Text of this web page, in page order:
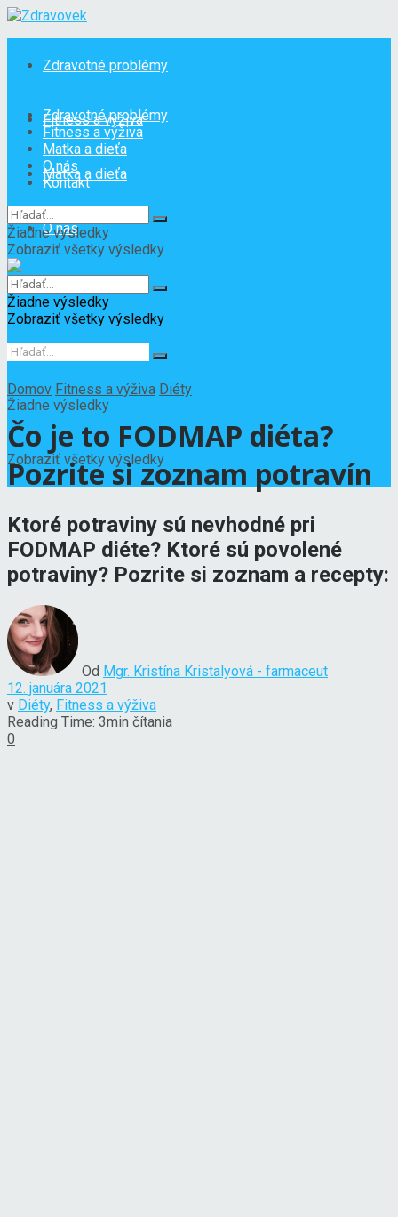
Zdravotné problémy
Fitness a výživa
Matka a dieťa
O nás
Kontakt
Žiadne výsledky
Zobraziť všetky výsledky
Zdravotné problémy
Fitness a výživa
Matka a dieťa
O nás
Kontakt
Žiadne výsledky
Zobraziť všetky výsledky
Žiadne výsledky
Zobraziť všetky výsledky
Domov Fitness a výživa Diéty
Čo je to FODMAP diéta?
Pozrite si zoznam potravín
Ktoré potraviny sú nevhodné pri
FODMAP diéte? Ktoré sú povolené
potraviny? Pozrite si zoznam a recepty:
Od Mgr. Kristína Kristalyová - farmaceut
12. januára 2021
v Diéty, Fitness a výživa
Reading Time: 3min čítania
0